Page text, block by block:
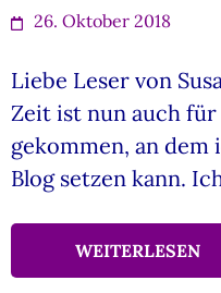
26. Oktober 2018
Liebe Leser von
Zeit ist nun auch
gekommen, an dem
Blog setzen kann.
WEITERLESEN